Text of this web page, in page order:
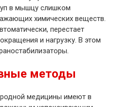
в мышцу слишком
химических веществ.
перестает
и нагрузку. В этом
методы
медицины имеют в